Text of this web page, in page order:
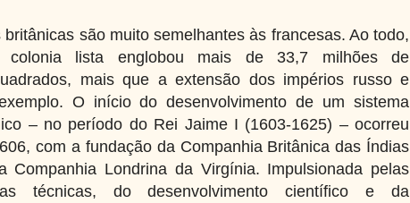
britânicas são muito semelhantes às francesas. Ao todo,
colonia lista englobou mais de 33,7 milhões de
mais que a extensão dos impérios russo e
O início do desenvolvimento de um sistema
– no período do Rei Jaime I (1603-1625) – ocorreu
com a fundação da Companhia Britânica das Índias
Companhia Londrina da Virgínia. Impulsionada pelas
técnicas, do desenvolvimento científico e da